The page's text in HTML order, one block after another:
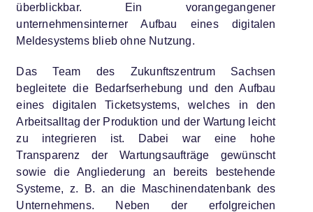
überblickbar. Ein vorangegangener
unternehmensinterner Aufbau eines digitalen
Meldesystems blieb ohne Nutzung.
Das Team des Zukunftszentrum Sachsen
begleitete die Bedarfserhebung und den Aufbau
eines digitalen Ticketsystems, welches in den
Arbeitsalltag der Produktion und der Wartung leicht
zu integrieren ist. Dabei war eine hohe
Transparenz der Wartungsaufträge gewünscht
sowie die Angliederung an bereits bestehende
Systeme, z. B. an die Maschinendatenbank des
Unternehmens. Neben der erfolgreichen